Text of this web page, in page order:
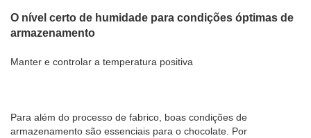
O nível certo de humidade para condições óptimas de
armazenamento
Manter e controlar a temperatura positiva
Para além do processo de fabrico, boas condições de
armazenamento são essenciais para o chocolate. Por